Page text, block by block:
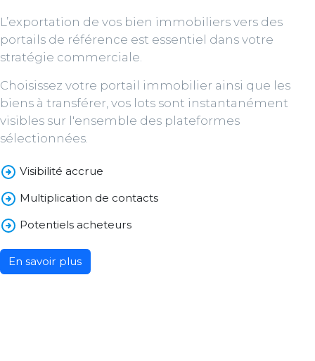
L’exportation de vos bien immobiliers vers des
portails de référence est essentiel dans votre
stratégie commerciale.
Choisissez votre portail immobilier ainsi que les
biens à transférer, vos lots sont instantanément
visibles sur l'ensemble des plateformes
sélectionnées.
Visibilité accrue
Multiplication de contacts
Potentiels acheteurs
En savoir plus